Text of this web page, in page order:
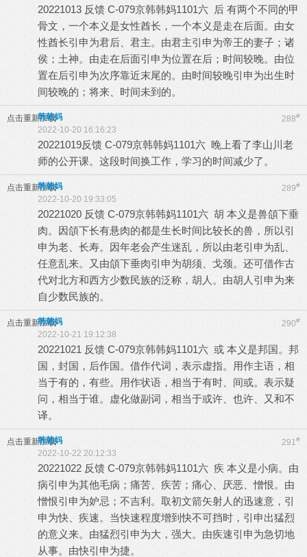
20221013 反馈 C-079京韩韩妈1101六 后 有两个不同的甲
骨文，一个本义是女性酋长，一个本义是走在后面。由女
性酋长引申为君后、君主。由君主引申为帝王的妻子；诸
侯；土神。由走在后面引申为位置在后；时间较晚。由位
置在后引申为次序靠近末尾的。由时间较晚引申为出生时
间较晚的；将来、时间未到的。
点击重新加载 288#
韩韩妈
2022-10-20 16:16:23
20221019反馈 C-079京韩韩妈1101六 晚上看了李山川老
师的公开课。这段时间换工作，学习的时间减少了。
点击重新加载 289#
韩韩妈
2022-10-20 19:33:05
20221020 反馈 C-079京韩韩妈1101六 胡 本义是兽頜下垂
肉。因頜下长有悬肉的都是生长时间比较长的兽，所以引
申为老、长寿。因年老会产生迷乱，所以由老引申为乱、
任意乱来。又由頜下垂肉引申为胡须、戈颈。还可借作古
代对北方和西方少数民族的泛称，胡人。由胡人引申为来
自少数民族的。
点击重新加载 290#
韩韩妈
2022-10-21 19:12:38
20221021 反馈 C-079京韩韩妈1101六 或 本义是邦国。邦
国，封国，后作国。借作代词，表示虚指。用作主语，相
当于有的，有些。用作状语，相当于有时、间或。表示疑
问，相当于谁。虚化做副词，相当于或许、也许、又和不
译。
点击重新加载 291#
韩韩妈
2022-10-22 20:12:33
20221022 反馈 C-079京韩韩妈1101六 疾 本义是小病。由
病引申为其他毛病；痛苦、疾苦；痛心、厌恶、憎恨。由
憎恨引申为妒忌；不吉利。取初文箭矢射人的迅速意，引
申为快、疾速。当快速程度增到快不可挡时，引申出猛烈
的意义来。由猛烈引申为大，强大。由疾速引申为急切地
从事。由快引申为捷。